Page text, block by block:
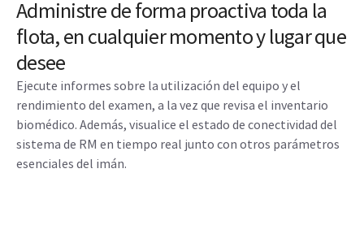
Administre de forma proactiva toda la
flota, en cualquier momento y lugar que
desee
Ejecute informes sobre la utilización del equipo y el
rendimiento del examen, a la vez que revisa el inventario
biomédico. Además, visualice el estado de conectividad del
sistema de RM en tiempo real junto con otros parámetros
esenciales del imán.